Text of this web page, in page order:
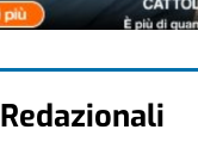
Redazionali